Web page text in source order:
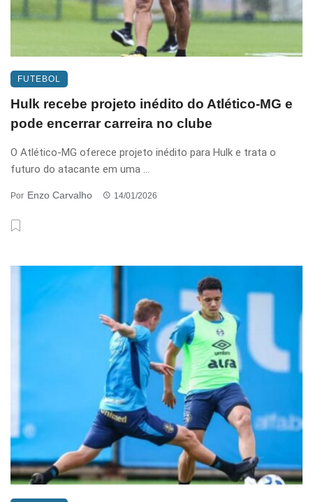
FUTEBOL
Hulk recebe projeto inédito do Atlético-MG e
pode encerrar carreira no clube
O Atlético-MG oferece projeto inédito para Hulk e trata o
futuro do atacante em uma ...
Por Enzo Carvalho 14/01/2026